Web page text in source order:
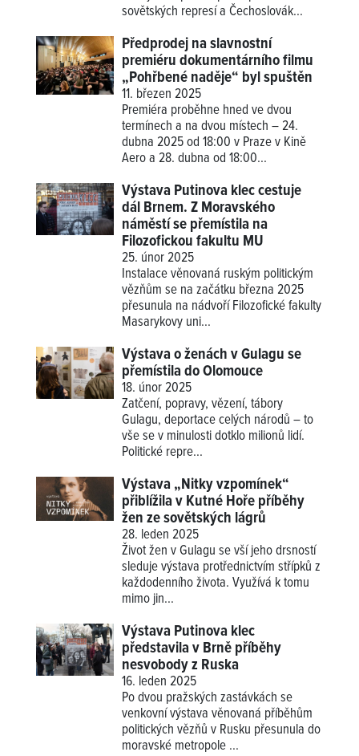
sovětských represí a Čechoslovák...
Předprodej na slavnostní
premiéru dokumentárního filmu
„Pohřbené naděje“ byl spuštěn
11. březen 2025
Premiéra proběhne hned ve dvou
termínech a na dvou místech – 24.
dubna 2025 od 18:00 v Praze v Kině
Aero a 28. dubna od 18:00...
Výstava Putinova klec cestuje
dál Brnem. Z Moravského
náměstí se přemístila na
Filozofickou fakultu MU
25. únor 2025
Instalace věnovaná ruským politickým
vězňům se na začátku března 2025
přesunula na nádvoří Filozofické fakulty
Masarykovy uni...
Výstava o ženách v Gulagu se
přemístila do Olomouce
18. únor 2025
Zatčení, popravy, vězení, tábory
Gulagu, deportace celých národů – to
vše se v minulosti dotklo milionů lidí.
Politické repre...
Výstava „Nitky vzpomínek“
přiblížila v Kutné Hoře příběhy
žen ze sovětských lágrů
28. leden 2025
Život žen v Gulagu se vší jeho drsností
sleduje výstava protřednictvím střípků z
každodenního života. Využívá k tomu
mimo jin...
Výstava Putinova klec
představila v Brně příběhy
nesvobody z Ruska
16. leden 2025
Po dvou pražských zastávkách se
venkovní výstava věnovaná příběhům
politických vězňů v Rusku přesunula do
moravské metropole ...